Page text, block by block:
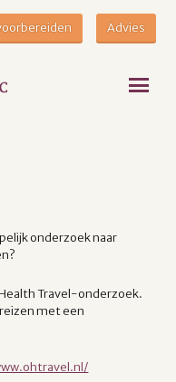
Advies
onderzoek naar
Travel-onderzoek.
met een